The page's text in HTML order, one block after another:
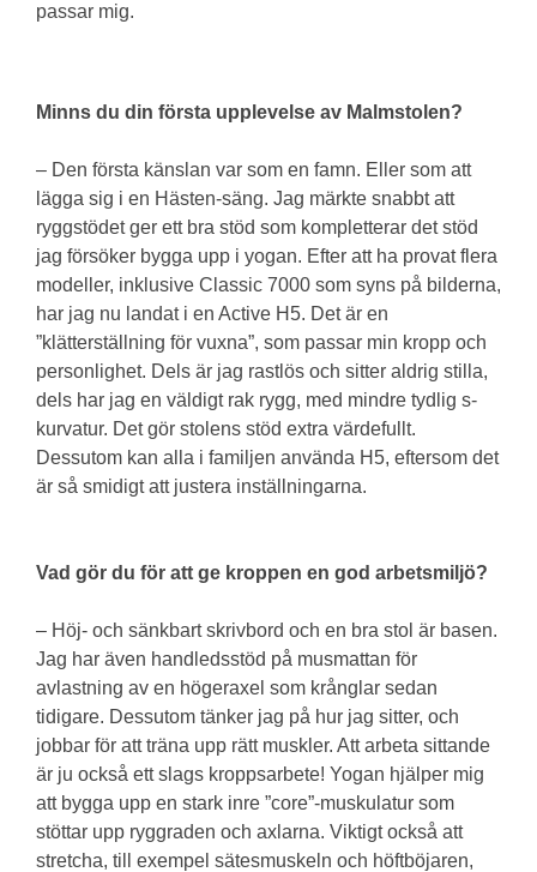
passar mig.
Minns du din första upplevelse av Malmstolen?
– Den första känslan var som en famn. Eller som att
lägga sig i en Hästen-säng. Jag märkte snabbt att
ryggstödet ger ett bra stöd som kompletterar det stöd
jag försöker bygga upp i yogan. Efter att ha provat flera
modeller, inklusive Classic 7000 som syns på bilderna,
har jag nu landat i en Active H5. Det är en
”klätterställning för vuxna”, som passar min kropp och
personlighet. Dels är jag rastlös och sitter aldrig stilla,
dels har jag en väldigt rak rygg, med mindre tydlig s-
kurvatur. Det gör stolens stöd extra värdefullt.
Dessutom kan alla i familjen använda H5, eftersom det
är så smidigt att justera inställningarna.
Vad gör du för att ge kroppen en god arbetsmiljö?
– Höj- och sänkbart skrivbord och en bra stol är basen.
Jag har även handledsstöd på musmattan för
avlastning av en högeraxel som krånglar sedan
tidigare. Dessutom tänker jag på hur jag sitter, och
jobbar för att träna upp rätt muskler. Att arbeta sittande
är ju också ett slags kroppsarbete! Yogan hjälper mig
att bygga upp en stark inre ”core”-muskulatur som
stöttar upp ryggraden och axlarna. Viktigt också att
stretcha, till exempel sätesmuskeln och höftböjaren,